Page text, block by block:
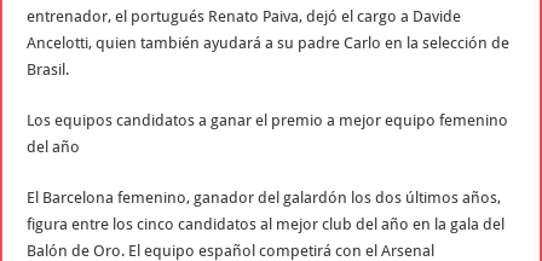
entrenador, el portugués Renato Paiva, dejó el cargo a Davide
Ancelotti, quien también ayudará a su padre Carlo en la selección de
Brasil.
Los equipos candidatos a ganar el premio a mejor equipo femenino
del año
El Barcelona femenino, ganador del galardón los dos últimos años,
figura entre los cinco candidatos al mejor club del año en la gala del
Balón de Oro. El equipo español competirá con el Arsenal